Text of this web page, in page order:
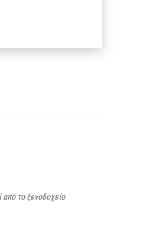
το ξενοδοχείο